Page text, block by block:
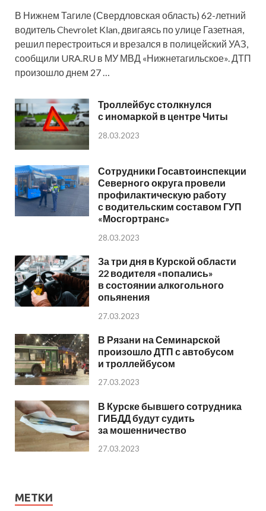
В Нижнем Тагиле (Свердловская область) 62-летний
водитель Chevrolet Klan, двигаясь по улице Газетная,
решил перестроиться и врезался в полицейский УАЗ,
сообщили URA.RU в МУ МВД «Нижнетагильское». ДТП
произошло днем 27 …
Троллейбус столкнулся
с иномаркой в центре Читы
28.03.2023
Сотрудники Госавтоинспекции
Северного округа провели
профилактическую работу
с водительским составом ГУП
«Мосгортранс»
28.03.2023
За три дня в Курской области
22 водителя «попались»
в состоянии алкогольного
опьянения
27.03.2023
В Рязани на Семинарской
произошло ДТП с автобусом
и троллейбусом
27.03.2023
В Курске бывшего сотрудника
ГИБДД будут судить
за мошенничество
27.03.2023
МЕТКИ